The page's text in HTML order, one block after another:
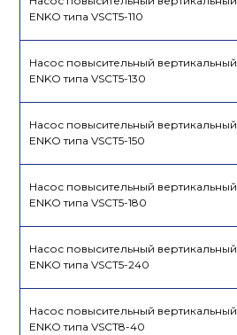
ENKO типа VSCT5-110
Насос повысительный вертикальный
ENKO типа VSCT5-130
Насос повысительный вертикальный
ENKO типа VSCT5-150
Насос повысительный вертикальный
ENKO типа VSCT5-180
Насос повысительный вертикальный
ENKO типа VSCT5-240
Насос повысительный вертикальный
ENKO типа VSCT8-40